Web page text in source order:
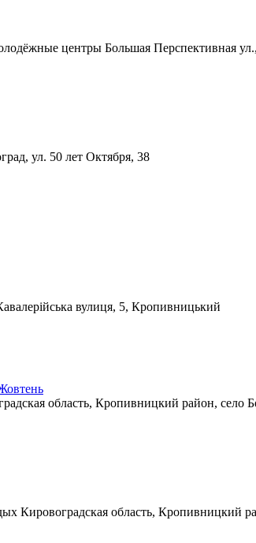
центры Большая Перспективная
ул. 50 лет Октября, 38
вулиця, 5, Кропивницький
область, Кропивницкий район, село
Кировоградская область, Кропивницкий